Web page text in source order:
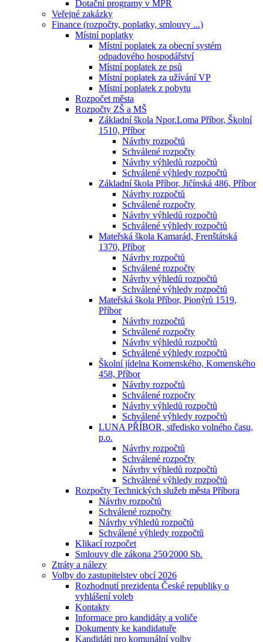
Dotační programy v MPR
Veřejné zakázky
Finance (rozpočty, poplatky, smlouvy ...)
Místní poplatky
Místní poplatek za obecní systém
odpadového hospodářství
Místní poplatek ze psů
Místní poplatek za užívání VP
Místní poplatek z pobytu
Rozpočet města
Rozpočty ZŠ a MŠ
Základní škola Npor.Loma Příbor, Školní
1510, Příbor
Návrhy rozpočtů
Schválené rozpočty
Návrhy výhledů rozpočtů
Schválené výhledy rozpočtů
Základní škola Příbor, Jičínská 486, Příbor
Návrhy rozpočtů
Schválené rozpočty
Návrhy výhledů rozpočtů
Schválené výhledy rozpočtů
Mateřská škola Kamarád, Frenštátská
1370, Příbor
Návrhy rozpočtů
Schválené rozpočty
Návrhy výhledů rozpočtů
Schválené výhledy rozpočtů
Mateřská škola Příbor, Pionýrů 1519,
Příbor
Návrhy rozpočtů
Schválené rozpočty
Návrhy výhledů rozpočtů
Schválené výhledy rozpočtů
Školní jídelna Komenského, Komenského
458, Příbor
Návrhy rozpočtů
Schválené rozpočty
Návrhy výhledů rozpočtů
Schválené výhledy rozpočtů
LUNA PŘÍBOR, středisko volného času,
p.o.
Návrhy rozpočtů
Schválené rozpočty
Návrhy výhledů rozpočtů
Schválené výhledy rozpočtů
Rozpočty Technických služeb města Příbora
Návrhy rozpočtů
Schválené rozpočty
Návrhy výhledů rozpočtů
Schválené výhledy rozpočtů
Klikací rozpočet
Smlouvy dle zákona 250⁄2000 Sb.
Ztráty a nálezy
Volby do zastupitelstev obcí 2026
Rozhodnutí prezidenta České republiky o
vyhlášení voleb
Kontakty
Informace pro kandidáty a voliče
Dokumenty ke kandidatuře
Kandidáti pro komunální volby